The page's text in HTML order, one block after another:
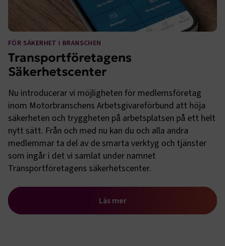
FÖR SÄKERHET I BRANSCHEN
Transportföretagens
Säkerhetscenter
Nu introducerar vi möjligheten för medlemsföretag
inom Motorbranschens Arbetsgivareförbund att höja
säkerheten och tryggheten på arbetsplatsen på ett helt
nytt sätt. Från och med nu kan du och alla andra
medlemmar ta del av de smarta verktyg och tjänster
som ingår i det vi samlat under namnet
Transportföretagens säkerhetscenter.
Läs mer